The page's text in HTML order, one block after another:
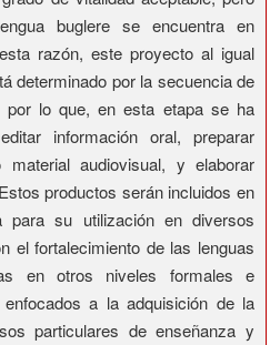
buglere se encuentra en
razón, este proyecto al igual
determinado por la secuencia de
por lo que, en esta etapa se ha
información oral, preparar
audiovisual, y elaborar
productos serán incluidos en
para su utilización en diversos
el fortalecimiento de las lenguas
en otros niveles formales e
a la adquisición de la
particulares de enseñanza y